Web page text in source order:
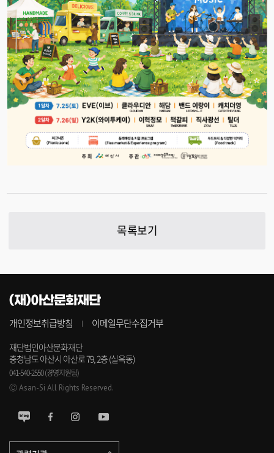
목록보기
(재)아산문화재단
개인정보취급방침 이메일무단수집거부
재단법인아산문화재단
충청남도 아산시 아산로 79, 2층 (실옥동)
041-540-2550 (경영지원팀)
Ⓒ Asan-Si All Rights Reserved.